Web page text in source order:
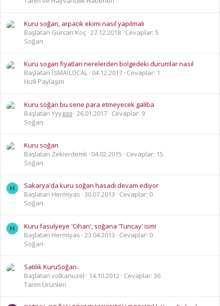
Kuru soğan, arpacık ekimi nasıl yapılmalı
Başlatan Gürcan Koç 27.12.2018 Cevaplar: 5
Soğan
Kuru sogan fiyatları nerelerden bolgedeki durumlar nasıl
Başlatan İSMAİLÖCAL 04.12.2017 Cevaplar: 1
Hızlı Paylaşım
Kuru soğan bu sene para etmeyecek galiba
Başlatan Yyyggg 26.01.2017 Cevaplar: 9
Soğan
Kuru soğan
Başlatan Zekierdemli
04.02.2015
Cevaplar: 15
Soğan
H
Sakarya'da kuru soğan hasadı devam ediyor
Başlatan Hermiyas 30.07.2013
Cevaplar: 0
Soğan
H
Kuru fasulyeye 'Cihan', soğana 'Tuncay' ismi
Başlatan Hermiyas 23.04.2013
Cevaplar: 0
Soğan
Satılık KuruSoğan..
Başlatan volkanuzel
14.10.2012 Cevaplar: 36
Tarım Ürünleri